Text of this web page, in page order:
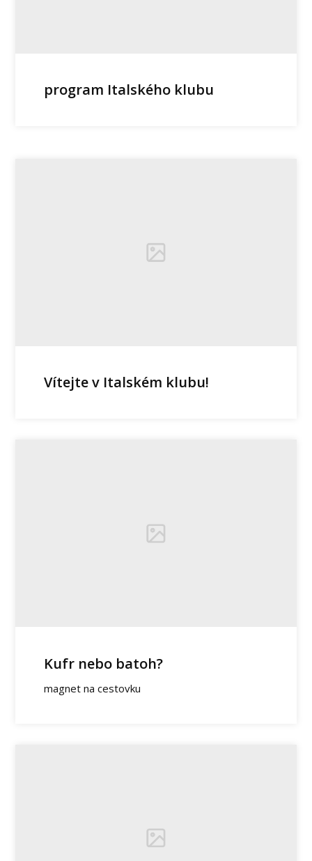
program Italského klubu
Vítejte v Italském klubu!
Kufr nebo batoh?
magnet na cestovku